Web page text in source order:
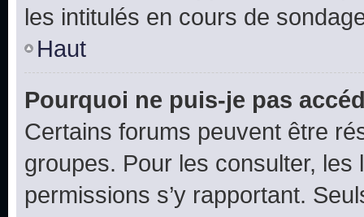
les intitulés en cours de
Haut
Pourquoi ne puis-je pas
Certains forums peuvent être
groupes. Pour les consulter,
permissions s’y rapportant.